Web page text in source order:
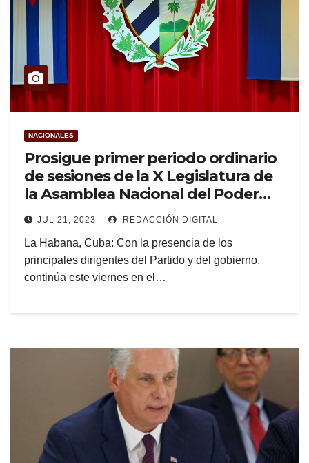
NACIONALES
Prosigue primer periodo ordinario
de sesiones de la X Legislatura de
la Asamblea Nacional del Poder
Popular
JUL 21, 2023 REDACCIÓN DIGITAL
La Habana, Cuba: Con la presencia de los
principales dirigentes del Partido y del gobierno,
continúa este viernes en el…